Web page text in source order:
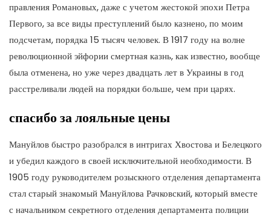
правления Романовых, даже с учетом жестокой эпохи Петра
Первого, за все виды преступлений было казнено, по моим
подсчетам, порядка 15 тысяч человек. В 1917 году на волне
революционной эйфории смертная казнь, как известно, вообще
была отменена, но уже через двадцать лет в Украины в год
расстреливали людей на порядки больше, чем при царях.
спасибо за лояльные цены
Мануйлов быстро разобрался в интригах Хвостова и Белецкого
и убедил каждого в своей исключительной необходимости. В
1905 году руководителем розыскного отделения департамента
стал старый знакомый Мануйлова Рачковский, который вместе
с начальником секретного отделения департамента полиции